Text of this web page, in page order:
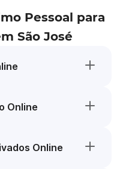
Pessoal para
São José
Online
Online